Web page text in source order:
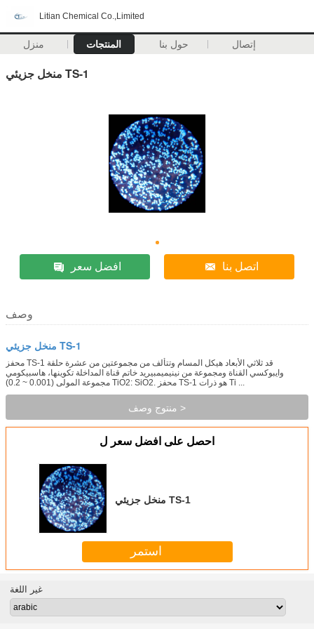
Litian Chemical Co.,Limited
منزل المنتجات حول بنا إتصال
منخل جزيئي TS-1
افضل سعر اتصل بنا
وصف
منخل جزيئي TS-1
محفز TS-1 قد ثلاثي الأبعاد هيكل المسام وتتألف من مجموعتين من عشرة حلقة
وايبوكسي القناة ومجموعة من نينيميمبيريد خاتم قناة المداخلة تكوينها، هاسبيكومي
مجموعة المولى (0.001 ~ 0.2) TiO2: SiO2. محفز TS-1 هو ذرات Ti ...
منتوج وصف >
احصل على افضل سعر ل
منخل جزيئي TS-1
استمر
غير اللغة